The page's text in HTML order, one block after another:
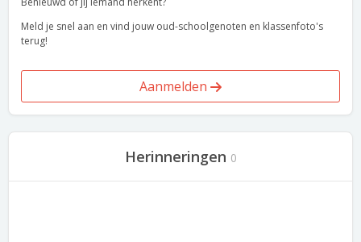
Meld je snel aan en vind jouw oud-schoolgenoten en klassenfoto's
terug!
Aanmelden
Herinneringen 0